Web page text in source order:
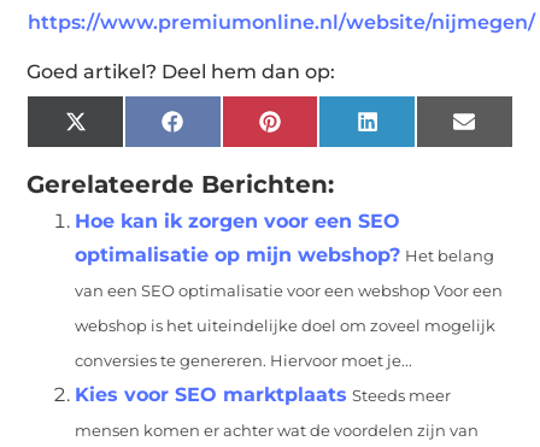
https://www.premiumonline.nl/website/nijmegen/
Goed artikel? Deel hem dan op:
X
(Twitter)
FacebookPinterestLinkedIn Email
Gerelateerde Berichten:
Hoe kan ik zorgen voor een SEO
optimalisatie op mijn webshop? Het belang
van een SEO optimalisatie voor een webshop Voor een
webshop is het uiteindelijke doel om zoveel mogelijk
conversies te genereren. Hiervoor moet je...
Kies voor SEO marktplaats Steeds meer
mensen komen er achter wat de voordelen zijn van